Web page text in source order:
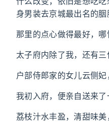
身男装去京城最出名的胭
那里的点心做得最好，哪
太子府内除了我，还有三
户部侍郎家的女儿云侧妃
我初入府，便亲自送来了
荔枝汁水丰盈，清甜味美